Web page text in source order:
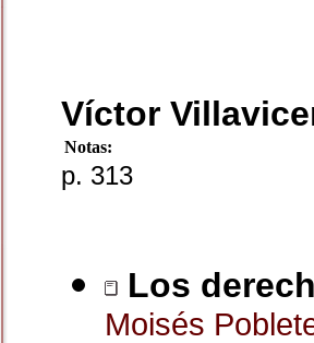
Víctor
Notas:
p. 313
Los
Moisés